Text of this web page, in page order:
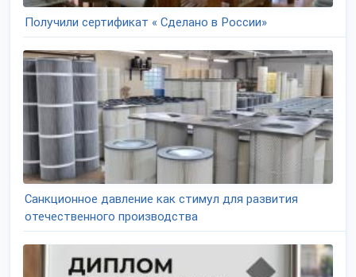
Получили сертификат « Сделано в России»
Санкционное давление как стимул для развития
отечественного производства